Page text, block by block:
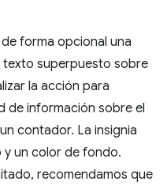
forma opcional una
texto superpuesto sobre
la acción para
de información sobre el
contador. La insignia
un color de fondo.
recomendamos que